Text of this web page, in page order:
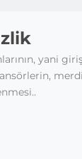
yani